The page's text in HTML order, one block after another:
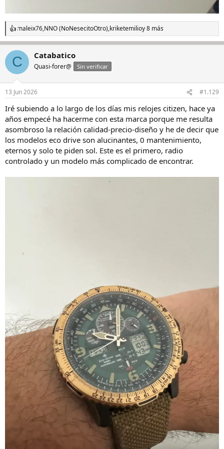
R
e
a
c
i
e
:
maleix76,NNO (NoNesecitoOtro),kriketemilioy 8 más
C Catabatico
Quasi-forer@ Sin verificar
13 Jun 2026 #1.129
Iré subiendo a lo largo de los días mis relojes citizen, hace ya
años empecé ha hacerme con esta marca porque me resulta
asombroso la relación calidad-precio-diseño y he de decir que
los modelos eco drive son alucinantes, 0 mantenimiento,
eternos y solo te piden sol. Este es el primero, radio
controlado y un modelo más complicado de encontrar.